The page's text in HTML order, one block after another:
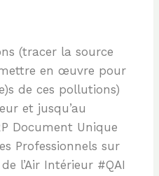
(tracer la source
en œuvre pour
de ces pollutions)
et jusqu’au
Document Unique
Professionnels sur
l’Air Intérieur #QAI